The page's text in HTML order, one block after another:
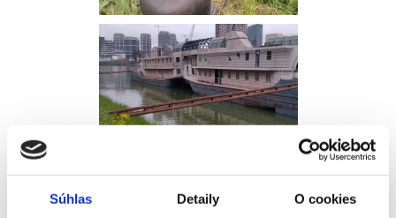
Súhlas Detaily O cookies